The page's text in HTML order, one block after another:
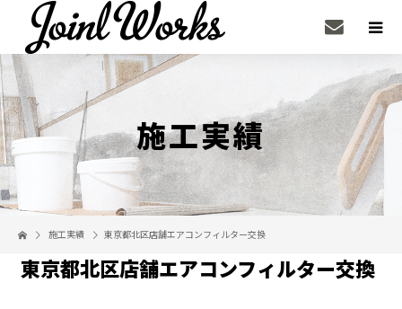
施工実績
施工実績 東京都北区店舗エアコンフィルター交換
東京都北区店舗エアコンフィルター交換